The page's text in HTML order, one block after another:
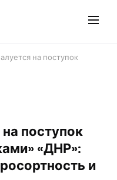
на поступок
поступок
«ДНР»:
и